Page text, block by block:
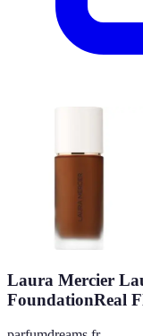
Laura Mercier
FoundationReal